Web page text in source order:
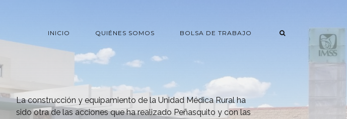
INICIO QUIÉNES SOMOS BOLSA DE TRABAJO
La construcción y equipamiento de la Unidad Médica Rural ha
sido otra de las acciones que ha realizado Peñasquito y con las